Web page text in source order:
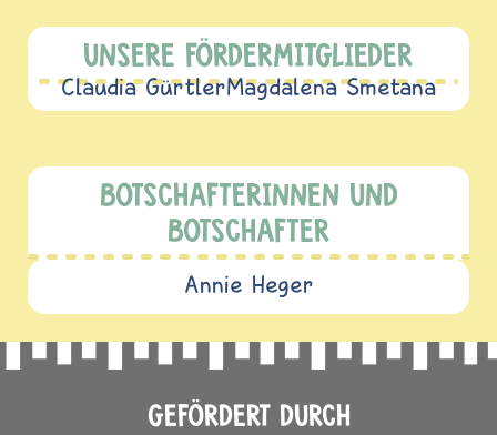
UNSERE FÖRDERMITGLIEDER
Claudia GürtlerMagdalena Smetana
BOTSCHAFTERINNEN UND
BOTSCHAFTER
Annie Heger
GEFÖRDERT DURCH